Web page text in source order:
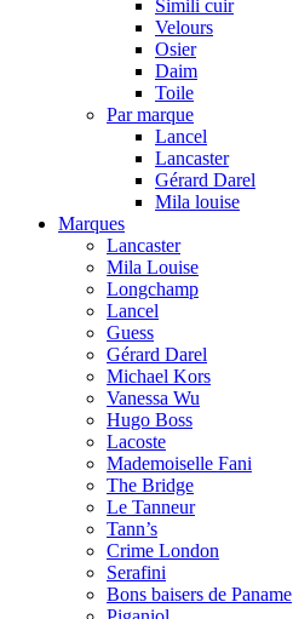
Simili cuir
Velours
Osier
Daim
Toile
Par marque
Lancel
Lancaster
Gérard Darel
Mila louise
Marques
Lancaster
Mila Louise
Longchamp
Lancel
Guess
Gérard Darel
Michael Kors
Vanessa Wu
Hugo Boss
Lacoste
Mademoiselle Fani
The Bridge
Le Tanneur
Tann’s
Crime London
Serafini
Bons baisers de Paname